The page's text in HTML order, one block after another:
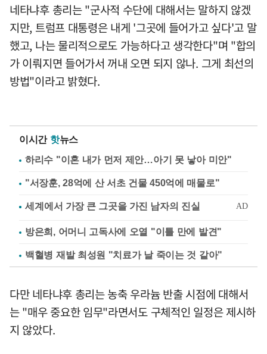
네타냐후 총리는 "군사적 수단에 대해서는 말하지 않겠
지만, 트럼프 대통령은 내게 '그곳에 들어가고 싶다'고 말
했고, 나는 물리적으로도 가능하다고 생각한다"며 "합의
가 이뤄지면 들어가서 꺼내 오면 되지 않나. 그게 최선의
방법"이라고 밝혔다.
이시간 핫뉴스
하리수 "이혼 내가 먼저 제안…아기 못 낳아 미안"
"서장훈, 28억에 산 서초 건물 450억에 매물로"
방은희, 어머니 고독사에 오열 "이틀 만에 발견"
백혈병 재발 최성원 "치료가 날 죽이는 것 같아"
다만 네타냐후 총리는 농축 우라늄 반출 시점에 대해서
는 "매우 중요한 임무"라면서도 구체적인 일정은 제시하
지 않았다.